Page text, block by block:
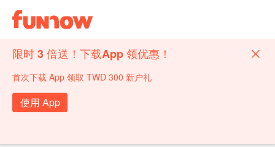
限时 3 倍送！下载App 领优惠！
首次下载 App 领取 TWD 300 新户礼
使用 App